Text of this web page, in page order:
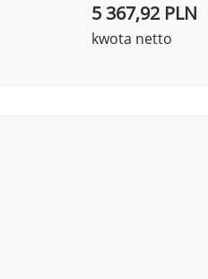
5 367,92 PLN
kwota netto